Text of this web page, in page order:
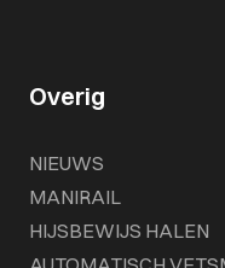
Overig
NIEUWS
MANIRAIL
HIJSBEWIJS HALEN